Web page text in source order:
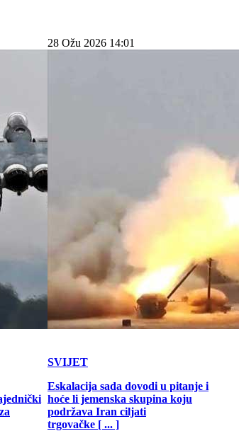
28 Ožu 2026 14:01
SVIJET
Eskalacija sada dovodi u pitanje i
hoće li jemenska skupina koju
podržava Iran ciljati
trgovačke [ ... ]